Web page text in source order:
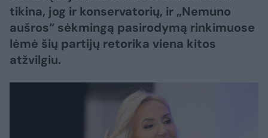
tikina, jog ir konservatorių, ir „Nemuno
aušros“ sėkmingą pasirodymą rinkimuose
lėmė šių partijų retorika viena kitos
atžvilgiu.